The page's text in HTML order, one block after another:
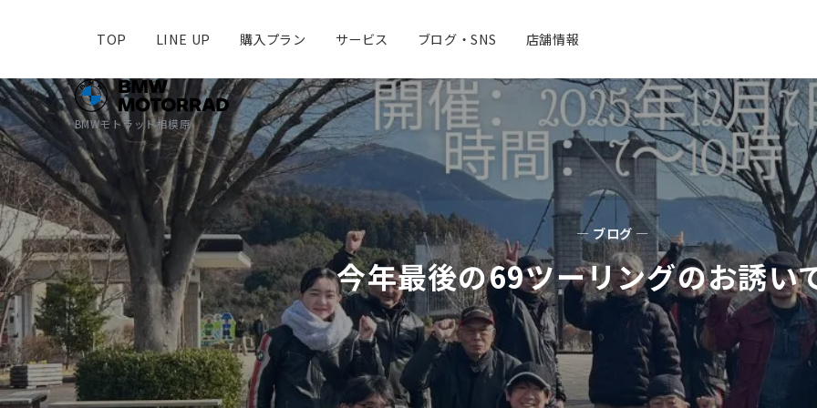
BMWモトラッド相模原
TOP LINE UP 購入プラン サービス ブログ・SNS 店舗情報
— ブログ —
今年最後の69ツーリングのお誘い